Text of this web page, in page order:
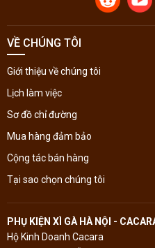
VỀ CHÚNG TÔI
Giới thiệu về chúng tôi
Lịch làm việc
Sơ đồ chỉ đường
Mua hàng đảm bảo
Cộng tác bán hàng
Tại sao chọn chúng tôi
PHỤ KIỆN XÌ GÀ HÀ NỘI -
Hộ Kinh Doanh Cacara